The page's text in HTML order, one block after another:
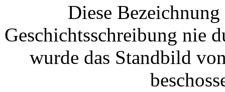
Diese
Geschichtsschreibung nie
wurde das Standbild